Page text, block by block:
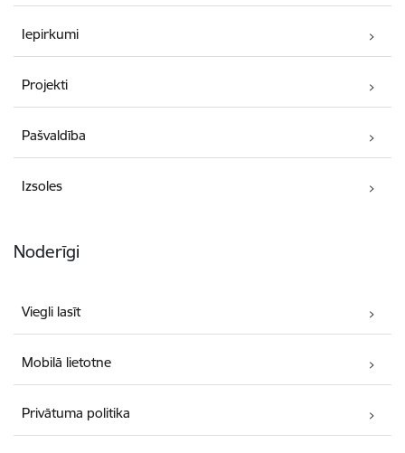
Iepirkumi
Projekti
Pašvaldība
Izsoles
Noderīgi
Viegli lasīt
Mobilā lietotne
Privātuma politika